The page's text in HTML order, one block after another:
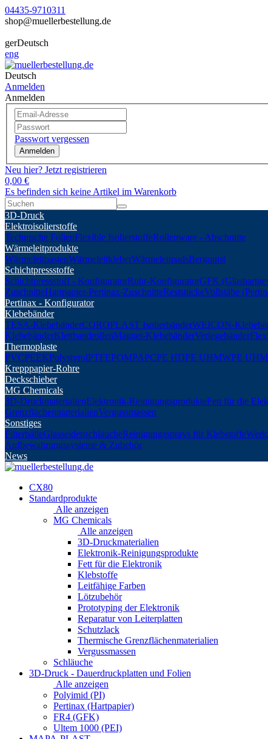
04435-9710311
shop@muellerbestellung.de
gerDeutsch
eng
Deutsch
Anmelden
Anmelden
Passwort vergessen
Anmelden
Neu hier? Jetzt registrieren
0,00 €
Es befinden sich keine Artikel im Warenkorb
3D-Druck
Elektroisolierstoffe
Technische FolienFlexible IsolierstoffeRollenware - Abschnitte
Wärmeleitprodukte
WärmeleitpastenWärmeleitkleberWärmeleitpadsBergquist
Schichtpressstoffe
Schichtpressstoff - KonfiguratorRohr-KonfiguratorGFK
ZuschnitteHartpapier-Pertinax-ZuschnitteReststückeVollstäbe
Pertinax - Konfigurator
Klebebänder
TESA-KlebebänderCOROPLAST IsolierbänderWEICON-
KlebebänderKlettbandrollenMagnet-KlebebänderVerlegebänder
Thermoplaste
PVCPEEKPolystyrolPTFEPOMPAPCPE HDPE UHMWPE
Krepppapier-Rohre
Deckschieber
MG Chemicals
3D-DruckmaterialienElektronik-ReinigungsprodukteFett für die
GrenzflächenmaterialienVergussmassen
Sonstiges
FilterbälleGlasseidenschläucheReinigungssprays für Klebstoffe
Aufbewahrungssysteme & Zubehör
News
CX80
Standardprodukte
Alle anzeigen
MG Chemicals
Alle anzeigen
3D-Druckmaterialien
Elektronik-Reinigungsprodukte
Fett für die Elektronik
Klebstoffe
Leitfähige Farben
Lötzubehör
Prototyping der Elektronik
Reparatur von Leiterplatten
Schutzlack
Thermische Grenzflächenmaterialien
Vergussmassen
Schläuche
3D-Druck - Dauerdruckplatten und Folien
Alle anzeigen
Polyimid (PI)
Pertinax (Hartpapier)
FR4 (GFK)
Ultem 1000 (PEI)